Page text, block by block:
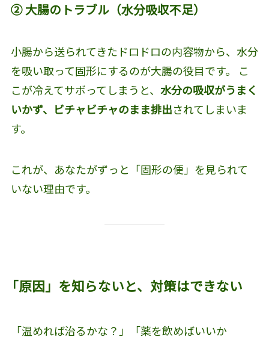
② 大腸のトラブル（水分吸収不足）
小腸から送られてきたドロドロの内容物から、水分
を吸い取って固形にするのが大腸の役目です。 こ
こが冷えてサボってしまうと、 水分の吸収がうまく
いかず、ビチャビチャのまま排出されてしまいま
す。
これが、あなたがずっと「固形の便」を見られて
いない理由です。
「原因」を知らないと、対策はできない
「温めれば治るかな？」「薬を飲めばいいか